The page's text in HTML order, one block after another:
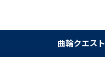
曲輪クエスト